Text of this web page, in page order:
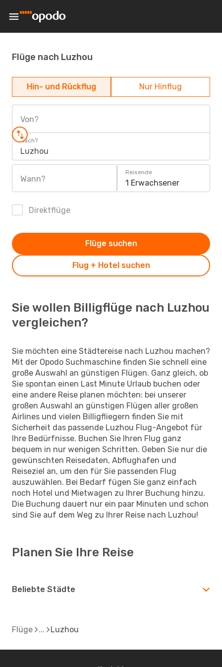
Flüge nach Luzhou
Hin- und Rückflug Nur Hinflug
Von?
Nach?
Luzhou
Wann?
Reisende
1 Erwachsener
Direktflüge
Flug + Hotel suchen
Flüge suchen
Sie wollen Billigflüge nach Luzhou
vergleichen?
Sie möchten eine Städtereise nach Luzhou machen?
Mit der Opodo Suchmaschine finden Sie schnell eine
große Auswahl an günstigen Flügen. Ganz gleich, ob
Sie spontan einen Last Minute Urlaub buchen oder
eine andere Reise planen möchten: bei unserer
großen Auswahl an günstigen Flügen aller großen
Airlines und vielen Billigfliegern finden Sie mit
Sicherheit das passende Luzhou Flug-Angebot für
Ihre Bedürfnisse. Buchen Sie Ihren Flug ganz
bequem in nur wenigen Schritten. Geben Sie nur die
gewünschten Reisedaten, Abflughafen und
Reiseziel an, um den für Sie passenden Flug
auszuwählen. Bei Bedarf fügen Sie ganz einfach
noch Hotel und Mietwagen zu Ihrer Buchung hinzu.
Die Buchung dauert nur ein paar Minuten und schon
sind Sie auf dem Weg zu Ihrer Reise nach Luzhou!
Planen Sie Ihre Reise
Beliebte Städte
Flüge Luzhou